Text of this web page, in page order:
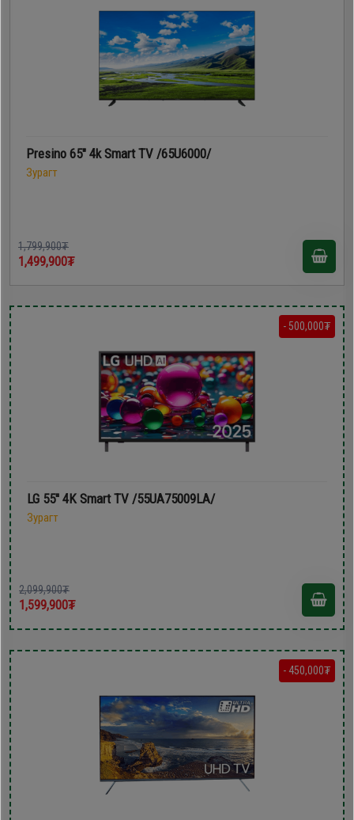
Presino 65" 4k Smart TV /65U6000/
Зурагт
1,799,900₮
1,499,900₮
- 500,000₮
LG 55'' 4K Smart TV /55UA75009LA/
Зурагт
2,099,900₮
1,599,900₮
- 450,000₮